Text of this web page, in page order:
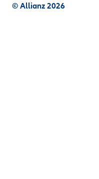
© Allianz 2026